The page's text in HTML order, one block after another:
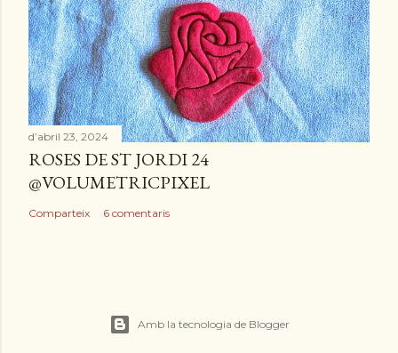
d’abril 23, 2024
ROSES DE ST JORDI 24
@VOLUMETRICPIXEL
Comparteix 6 comentaris
Amb la tecnologia de Blogger